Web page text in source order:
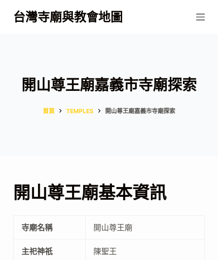
跳
至
台灣寺廟與教會地圖
開山尊王廟嘉義市寺廟探索
首頁 TEMPLES 開山尊王廟嘉義市寺廟探索
開山尊王廟基本資訊
寺廟名稱 開山尊王廟
主祀神祇 陳聖王